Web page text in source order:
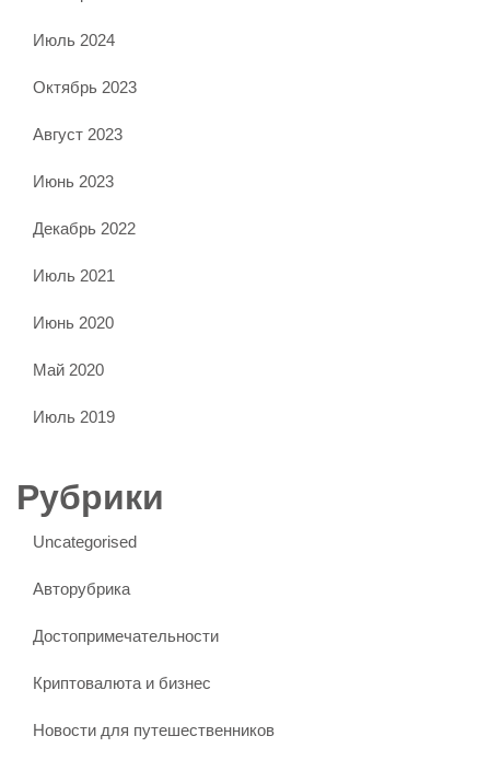
Июль 2024
Октябрь 2023
Август 2023
Июнь 2023
Декабрь 2022
Июль 2021
Июнь 2020
Май 2020
Июль 2019
Рубрики
Uncategorised
Авторубрика
Достопримечательности
Криптовалюта и бизнес
Новости для путешественников